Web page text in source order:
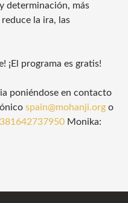
determinación, más
la ira, las
¡El programa es gratis!
poniéndose en contacto
spain@mohanji.orgo
Monika: